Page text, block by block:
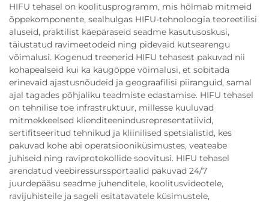
HIFU tehasel on koolitusprogramm, mis hõlmab mitmeid
õppekomponente, sealhulgas HIFU-tehnoloogia teoreetilisi
aluseid, praktilist käepäraseid seadme kasutusoskusi,
täiustatud ravimeetodeid ning pidevaid kutsearengu
võimalusi. Kogenud treenerid HIFU tehasest pakuvad nii
kohapealseid kui ka kaugõppe võimalusi, et sobitada
erinevaid ajastusnõudeid ja geograafilisi piiranguid, samal
ajal tagades põhjaliku teadmiste edastamise. HIFU tehasel
on tehnilise toe infrastruktuur, millesse kuuluvad
mitmekkeelsed klienditeenindusrepresentatiivid,
sertifitseeritud tehnikud ja kliinilised spetsialistid, kes
pakuvad kohe abi operatsiooniküsimustes, veateabe
juhiseid ning raviprotokollide soovitusi. HIFU tehasel
arendatud veebiressurssportaalid pakuvad 24/7
juurdepääsu seadme juhenditele, koolitusvideotele,
ravijuhisteile ja sageli esitatavatele küsimustele,